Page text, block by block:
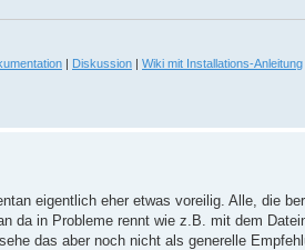
Diskussion Wiki mit Installations-Anleitung
eigentlich eher etwas voreilig. Alle, die
da in Probleme rennt wie z.B. mit dem
das aber noch nicht als generelle